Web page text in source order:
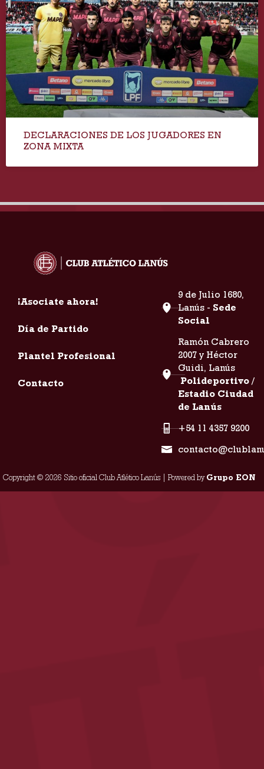
DECLARACIONES DE LOS JUGADORES EN
ZONA MIXTA
¡Asociate ahora!
Día de Partido
Plantel Profesional
Contacto
9 de Julio 1680,
Lanús - Sede
Social
Ramón Cabrero
2007 y Héctor
Guidi, Lanús
Polideportivo /
Estadio Ciudad
de Lanús
+54 11 4357 9200
Copyright © 2026 Sitio oficial Club Atlético Lanús | Powered byGrupo EON